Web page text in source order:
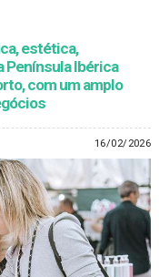
estética,
Península Ibérica
com um amplo
16/02/2026